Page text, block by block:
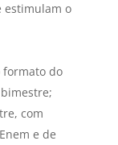
estimulam o
formato do
com
e de